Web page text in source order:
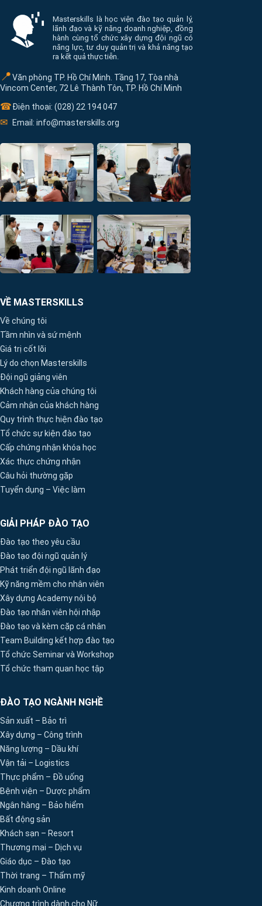
Thông tin và điều hướng cuối trang
Masterskills là học viện đào tạo quản lý,
lãnh đạo và kỹ năng doanh nghiệp, đồng
hành cùng tổ chức xây dựng đội ngũ có
năng lực, tư duy quản trị và khả năng tạo
ra kết quả thực tiễn.
📍Văn phòng TP. Hồ Chí Minh. Tầng 17, Tòa nhà
Vincom Center, 72 Lê Thành Tôn, TP. Hồ Chí Minh
☎Điện thoại: (028) 22 194 047
✉ Email: info@masterskills.org
VỀ MASTERSKILLS
Về chúng tôi
Tầm nhìn và sứ mệnh
Giá trị cốt lõi
Lý do chọn Masterskills
Đội ngũ giảng viên
Khách hàng của chúng tôi
Cảm nhận của khách hàng
Quy trình thực hiện đào tạo
Tổ chức sự kiện đào tạo
Cấp chứng nhận khóa học
Xác thực chứng nhận
Câu hỏi thường gặp
Tuyển dụng – Việc làm
GIẢI PHÁP ĐÀO TẠO
Đào tạo theo yêu cầu
Đào tạo đội ngũ quản lý
Phát triển đội ngũ lãnh đạo
Kỹ năng mềm cho nhân viên
Xây dựng Academy nội bộ
Đào tạo nhân viên hội nhập
Đào tạo và kèm cặp cá nhân
Team Building kết hợp đào tạo
Tổ chức Seminar và Workshop
Tổ chức tham quan học tập
ĐÀO TẠO NGÀNH NGHỀ
Sản xuất – Bảo trì
Xây dựng – Công trình
Năng lượng – Dầu khí
Vận tải – Logistics
Thực phẩm – Đồ uống
Bệnh viện – Dược phẩm
Ngân hàng – Bảo hiểm
Bất động sản
Khách sạn – Resort
Thương mại – Dịch vụ
Giáo dục – Đào tạo
Thời trang – Thẩm mỹ
Kinh doanh Online
Chương trình dành cho Nữ